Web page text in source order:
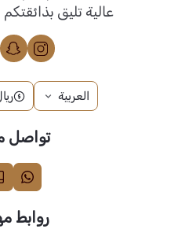
عالية تليق
العربية
تواصل
روابط